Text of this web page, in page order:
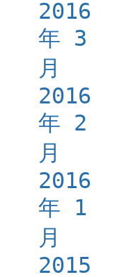
2016
年 3
月
2016
年 2
月
2016
年 1
月
2015